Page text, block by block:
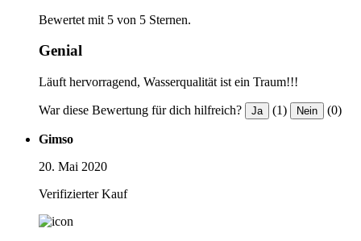
Bewertet mit 5 von 5 Sternen.
Genial
Läuft hervorragend, Wasserqualität ist ein Traum!!!
War diese Bewertung für dich hilfreich? Ja (1) Nein (0)
Gimso
20. Mai 2020
Verifizierter Kauf